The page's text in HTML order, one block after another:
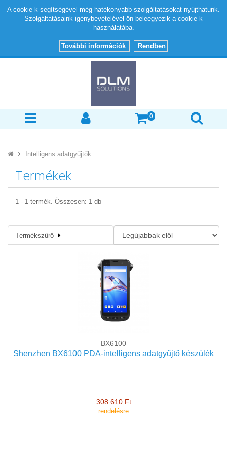
A cookie-k segítségével még hatékonyabb szolgáltatásokat nyújthatunk.
Szolgáltatásaink igénybevételével ön beleegyezik a cookie-k
használatába.
További információk Rendben
0
Intelligens adatgyűjtők
Termékek
1 - 1 termék. Összesen: 1 db
Termékszűrő
BX6100
Shenzhen BX6100 PDA-intelligens adatgyűjtő készülék
308 610 Ft
rendelésre